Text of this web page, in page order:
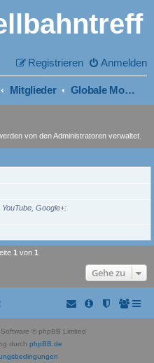
Anmelden
Registrieren
Mitglieder Globale Moderatoren
von den Administratoren verwaltet.
Google+
1 von 1
Gehe zu
© phpBB Limited
durch phpBB.de